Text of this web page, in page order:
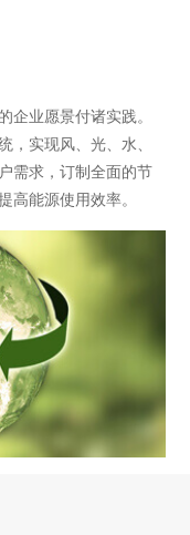
企业愿景付诸实践。
，实现风、光、水、
需求，订制全面的节
高能源使用效率。